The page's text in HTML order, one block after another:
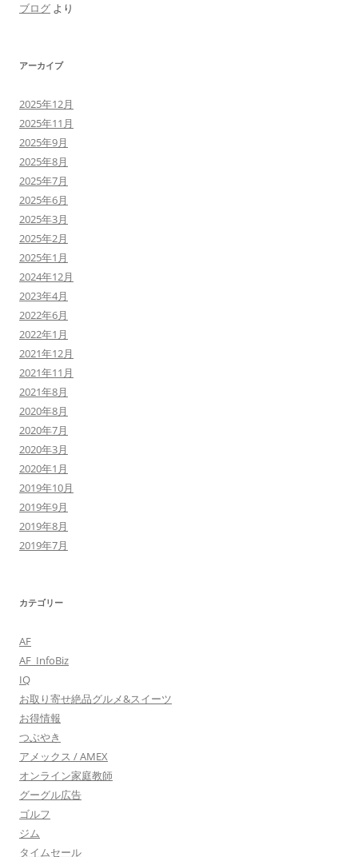
ブログ より
アーカイブ
2025年12月
2025年11月
2025年9月
2025年8月
2025年7月
2025年6月
2025年3月
2025年2月
2025年1月
2024年12月
2023年4月
2022年6月
2022年1月
2021年12月
2021年11月
2021年8月
2020年8月
2020年7月
2020年3月
2020年1月
2019年10月
2019年9月
2019年8月
2019年7月
カテゴリー
AF
AF_InfoBiz
IQ
お取り寄せ絶品グルメ&スイーツ
お得情報
つぶやき
アメックス / AMEX
オンライン家庭教師
グーグル広告
ゴルフ
ジム
タイムセール